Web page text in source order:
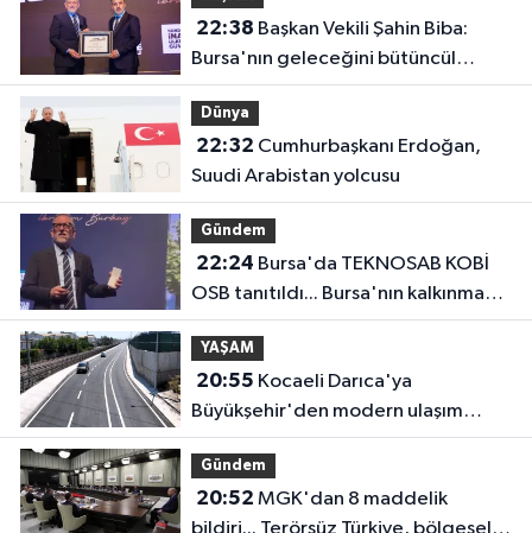
22:38
Bursa'nın geleceğini bütüncül
anlayışla planlıyoruz
Dünya
22:32
Suudi Arabistan yolcusu
Gündem
22:24
OSB tanıtıldı... Bursa'nın kalkınma
yolculuğunda yeni dönem
YAŞAM
20:55
Büyükşehir'den modern ulaşım
yatırımı
Gündem
20:52